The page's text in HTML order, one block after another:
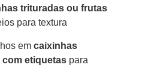
trituradas ou frutas
para textura
em caixinhas
etiquetas para